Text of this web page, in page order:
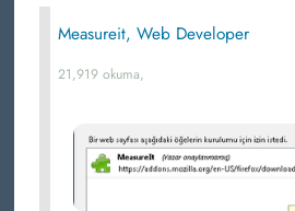
Measureit, Web Developer
21,919 okuma,